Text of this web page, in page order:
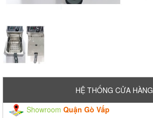
HỆ THỐNG CỬA HÀNG
Showroom Quận Gò Vấp